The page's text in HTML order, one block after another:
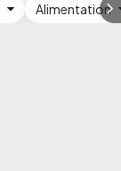
Alimentation